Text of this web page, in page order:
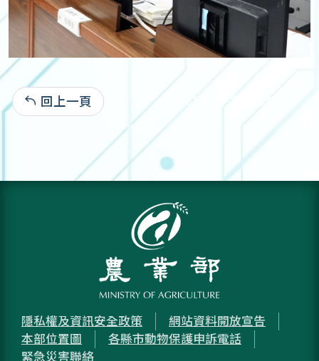
回上一頁 114-09-22:1,630
隱私權及資訊安全政策
網站資料開放宣告
本部位置圖
各縣市動物保護申訴電話
緊急災害聯絡